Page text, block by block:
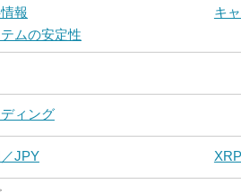
報
キ
ムの安定性
ィング
JPY